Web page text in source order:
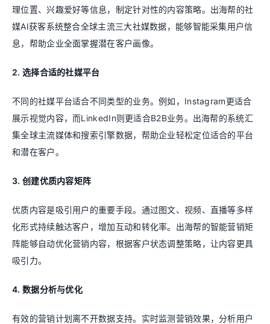
理位置、兴趣爱好等信息，制定针对性的内容策略。出海帮的社
媒AI获客系统整合全球主流三大社媒数据，能够智能采集用户信
息，帮助企业全面掌握潜在客户画像。
2. 选择合适的社媒平台
不同的社媒平台适合不同类型的业务。例如，Instagram更适合
展示视觉内容，而LinkedIn则更适合B2B业务。出海帮的系统汇
集全球主流媒体和搜索引擎数据，帮助企业轻松定位适合的平台
和潜在客户。
3. 创建优质内容矩阵
优质内容是吸引用户的重要手段。通过图文、视频、直播等多样
化形式持续触达客户，增加互动和转化率。出海帮的智能营销矩
阵能够自动优化营销内容，根据客户状态调整策略，让内容更具
吸引力。
4. 数据分析与优化
有效的营销计划离不开数据支持。实时监测营销效果，分析用户